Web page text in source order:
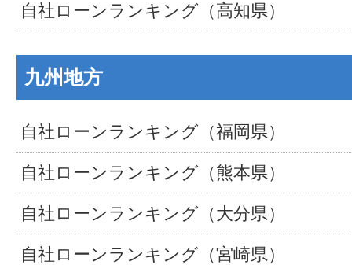
自社ローンランキング（高知県）
九州地方
自社ローンランキング（福岡県）
自社ローンランキング（熊本県）
自社ローンランキング（大分県）
自社ローンランキング（宮崎県）